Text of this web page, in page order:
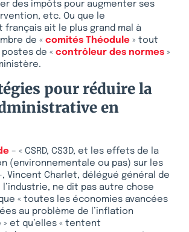
des impôts pour augmenter ses
etc. Ou que le
français ait le plus grand mal à
de « comités Théodule » tout
de « contrôleur des normes »
pour réduire la
en
– « CSRD, CS3D, et les effets de la
(environnementale ou pas) sur les
Vincent Charlet, délégué général de
l’industrie, ne dit pas autre chose
« toutes les économies avancées
au problème de l’inflation
et qu’elles « tentent